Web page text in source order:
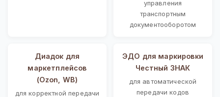
управления
транспортным
документооборотом
Диадок для
маркетплейсов
(Ozon, WB)
для корректной передачи
ЭДО для маркировки
Честный ЗНАК
для автоматической
передачи кодов